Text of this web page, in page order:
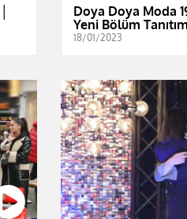
Doya Doya Moda
Yeni Bölüm
18/01/2023